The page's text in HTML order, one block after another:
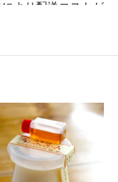
より配送コストが
で商品、送料の維
のままでは安定し
だく運びとなりま
、やむを得ず見直す
りますようお願い
前と同料金のまま
ます。）